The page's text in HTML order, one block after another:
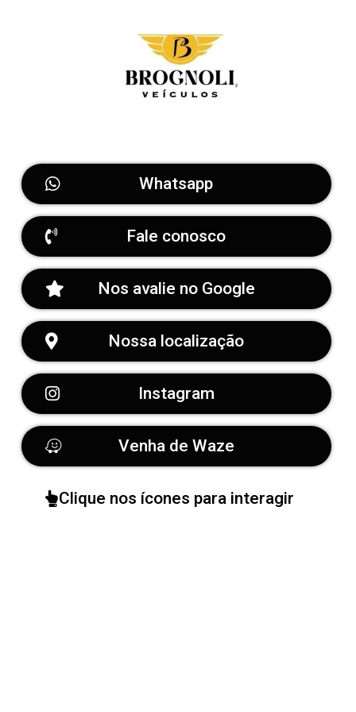
Whatsapp
Fale conosco
Nos avalie no Google
Nossa localização
Instagram
Venha de Waze
Clique nos ícones para interagir